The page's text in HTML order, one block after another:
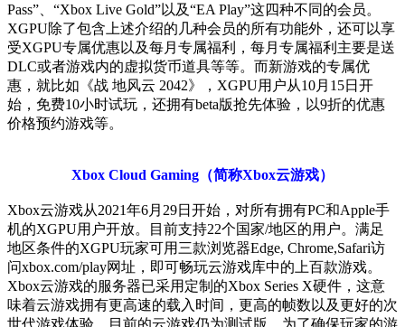
Pass”、“Xbox Live Gold”以及“EA Play”这四种不同的会员。
XGPU除了包含上述介绍的几种会员的所有功能外，还可以享
受XGPU专属优惠以及每月专属福利，每月专属福利主要是送
DLC或者游戏内的虚拟货币道具等等。而新游戏的专属优
惠，就比如《战 地风云 2042》，XGPU用户从10月15日开
始，免费10小时试玩，还拥有beta版抢先体验，以9折的优惠
价格预约游戏等。
Xbox Cloud Gaming（简称Xbox云游戏）
Xbox云游戏从2021年6月29日开始，对所有拥有PC和Apple手
机的XGPU用户开放。目前支持22个国家/地区的用户。满足
地区条件的XGPU玩家可用三款浏览器Edge, Chrome,Safari访
问xbox.com/play网址，即可畅玩云游戏库中的上百款游戏。
Xbox云游戏的服务器已采用定制的Xbox Series X硬件，这意
味着云游戏拥有更高速的载入时间，更高的帧数以及更好的次
世代游戏体验。目前的云游戏仍为测试版，为了确保玩家的游